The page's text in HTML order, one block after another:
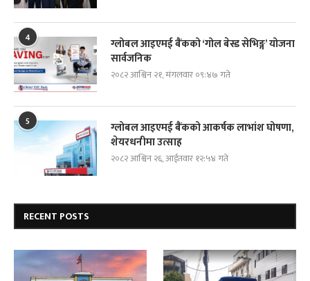
4
ग्लोबल आइएमई बैंकको ‘गोल बेस्ड सेभिङ्ग’ योजना
सार्वजनिक
२०८२ आश्विन २१, मंगलवार ०९:४७ गते
5
ग्लोबल आइएमई बैंकको आकर्षक लाभांश घोषणा,
शेयरधनीमा उत्साह
२०८२ आश्विन २६, आईतवार १२:५४ गते
RECENT POSTS